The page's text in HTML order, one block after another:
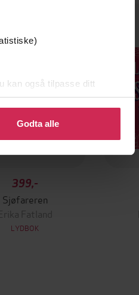
kan også tilpasse ditt
eller endre ditt samtykke.
Godta alle
399,-
Sjøfareren
Fatland
LYDBOK